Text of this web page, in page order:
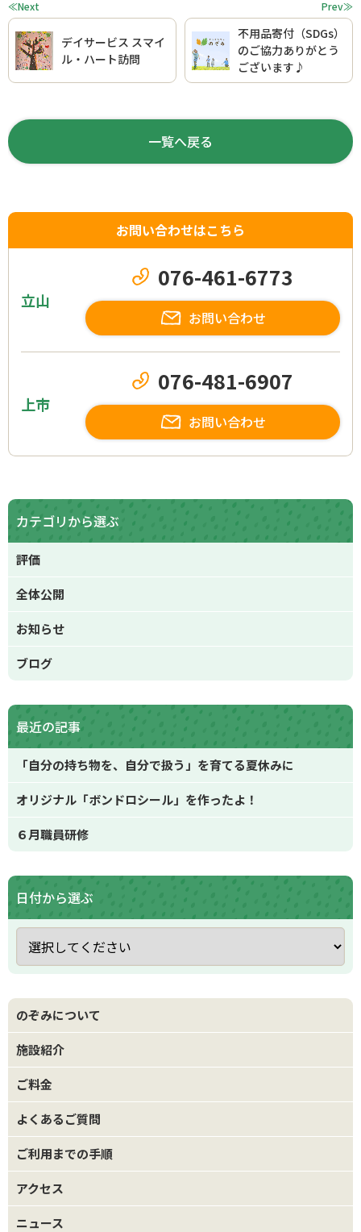
≪Next
デイサービス スマイ
ル・ハート訪問
Prev≫
不用品寄付（SDGs）
のご協力ありがとう
ございます♪
一覧へ戻る
お問い合わせはこちら
立山
076-461-6773
お問い合わせ
上市
076-481-6907
お問い合わせ
カテゴリから選ぶ
評価
全体公開
お知らせ
ブログ
最近の記事
「自分の持ち物を、自分で扱う」を育てる夏休みに
オリジナル「ボンドロシール」を作ったよ！
６月職員研修
日付から選ぶ
のぞみについて
施設紹介
ご料金
よくあるご質問
ご利用までの手順
アクセス
ニュース